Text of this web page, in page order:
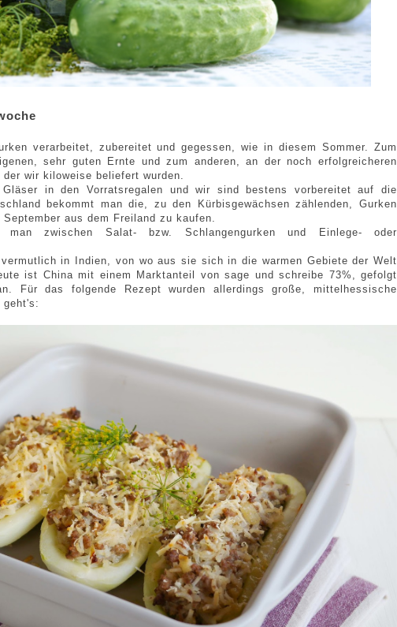
verarbeitet, zubereitet und gegessen, wie in diesem Sommer. Zum
sehr guten Ernte und zum anderen, an der noch erfolgreicheren
wir kiloweise beliefert wurden.
in den Vorratsregalen und wir sind bestens vorbereitet auf die
bekommt man die, zu den Kürbisgewächsen zählenden, Gurken
aus dem Freiland zu kaufen.
man zwischen Salat- bzw. Schlangengurken und Einlege- oder
vermutlich in Indien, von wo aus sie sich in die warmen Gebiete der Welt
ist China mit einem Marktanteil von sage und schreibe 73%, gefolgt
Für das folgende Rezept wurden allerdings große, mittelhessische
geht's: